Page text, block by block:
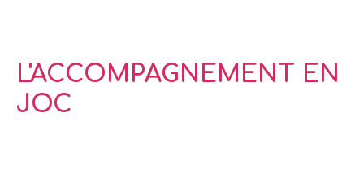
L'ACCOMPAGNEMENT EN
JOC